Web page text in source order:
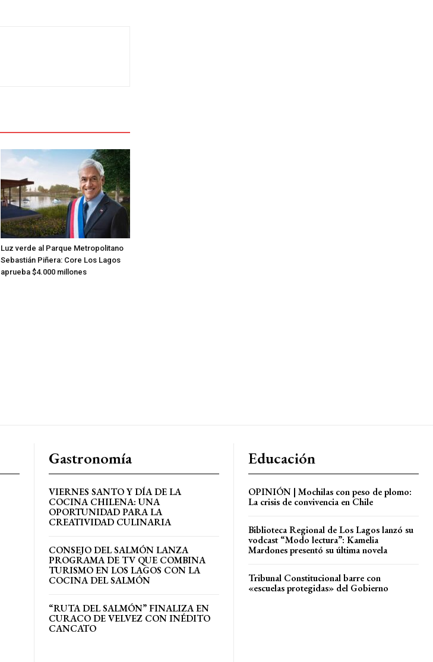
Luz verde al Parque Metropolitano
Sebastián Piñera: Core Los Lagos
aprueba $4.000 millones
Gastronomía
VIERNES SANTO Y DÍA DE LA
COCINA CHILENA: UNA
OPORTUNIDAD PARA LA
CREATIVIDAD CULINARIA
CONSEJO DEL SALMÓN LANZA
PROGRAMA DE TV QUE COMBINA
TURISMO EN LOS LAGOS CON LA
COCINA DEL SALMÓN
“RUTA DEL SALMÓN” FINALIZA EN
CURACO DE VELVEZ CON INÉDITO
CANCATO
Educación
OPINIÓN | Mochilas con peso de plomo:
La crisis de convivencia en Chile
Biblioteca Regional de Los Lagos lanzó su
vodcast “Modo lectura”: Kamelia
Mardones presentó su última novela
Tribunal Constitucional barre con
«escuelas protegidas» del Gobierno